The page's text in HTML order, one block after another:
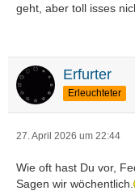
geht, aber toll isses
Erfurter
Erleuchteter
27. April 2026 um 22:44
Wie oft hast Du vor,
Sagen wir wöchentlich.